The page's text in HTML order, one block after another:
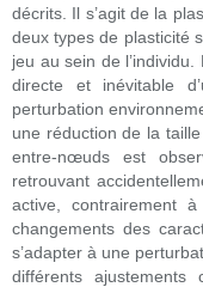
décrits. Il s’agit de la
deux types de plasticité
jeu au sein de
directe et inévitable
perturbation
une réduction de la
entre-nœuds est
retrouvant
active, contrairement
changements des
s’adapter à une
différents